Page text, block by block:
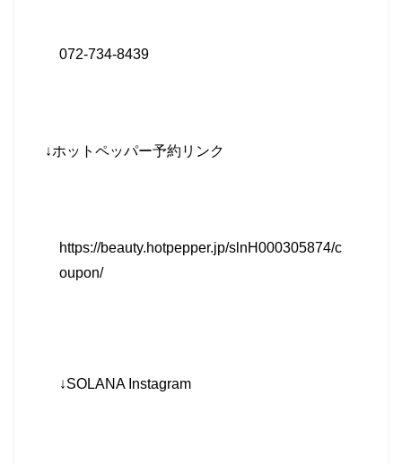
072-734-8439
↓ホットペッパー予約リンク
https://beauty.hotpepper.jp/slnH000305874/c
oupon/
↓SOLANA Instagram